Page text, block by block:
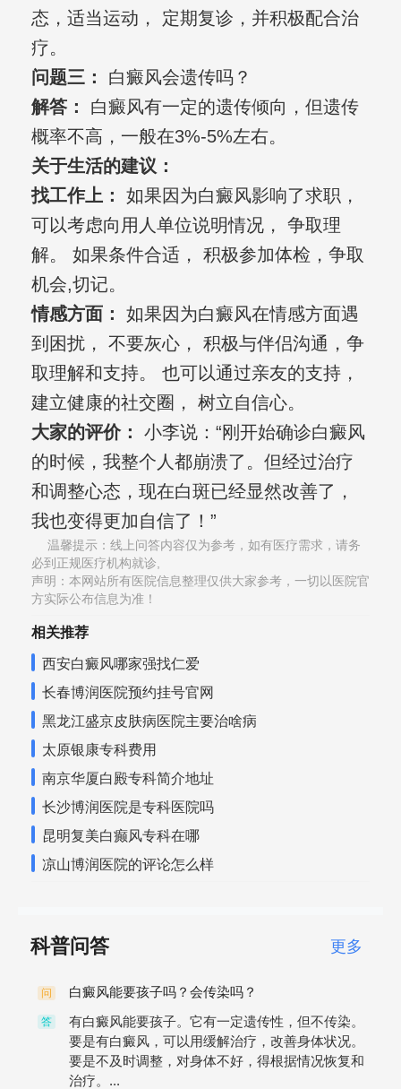
态，适当运动， 定期复诊，并积极配合治
疗。
问题三：
白癜风会遗传吗？
解答：
白癜风有一定的遗传倾向，但遗传
概率不高，一般在3%-5%左右。
关于生活的建议：
找工作上：
如果因为白癜风影响了求职，
可以考虑向用人单位说明情况， 争取理
解。 如果条件合适， 积极参加体检，争取
机会,切记。
情感方面：
如果因为白癜风在情感方面遇
到困扰， 不要灰心， 积极与伴侣沟通，争
取理解和支持。 也可以通过亲友的支持，
建立健康的社交圈， 树立自信心。
大家的评价：
小李说：“刚开始确诊白癜风
的时候，我整个人都崩溃了。但经过治疗
和调整心态，现在白斑已经显然改善了，
我也变得更加自信了！”
温馨提示：线上问答内容仅为参考，如有医疗需求，请务
必到正规医疗机构就诊,
声明：本网站所有医院信息整理仅供大家参考，一切以医院官
方实际公布信息为准！
相关推荐
西安白癜风哪家强找仁爱
长春博润医院预约挂号官网
黑龙江盛京皮肤病医院主要治啥病
太原银康专科费用
南京华厦白殿专科简介地址
长沙博润医院是专科医院吗
昆明复美白癫风专科在哪
凉山博润医院的评论怎么样
科普问答 更多
问 白癜风能要孩子吗？会传染吗？
答
有白癜风能要孩子。它有一定遗传性，但不传染。
要是有白癜风，可以用缓解治疗，改善身体状况。
要是不及时调整，对身体不好，得根据情况恢复和
治疗。...